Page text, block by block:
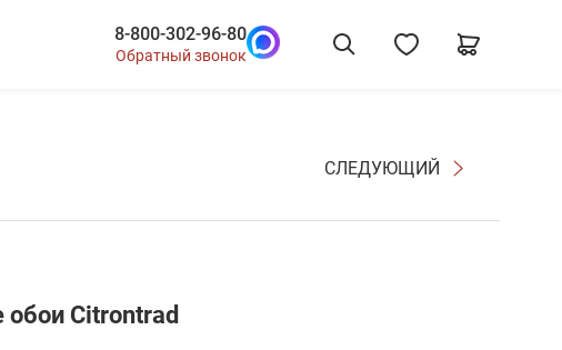
8-800-302-96-80
Обратный звонок
СЛЕДУЮЩИЙ
обои Citrontrad